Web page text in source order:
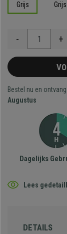
Grijs Grijs
- +
Bestel nu en
Augustus
Dagelijks
Lees
DETAILS